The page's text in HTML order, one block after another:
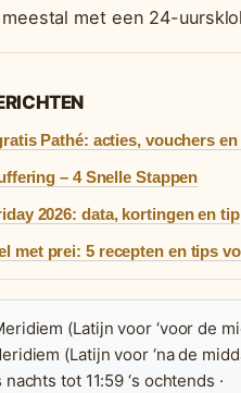
met een 24-
Pathé: acties, vouchers
– 4 Snelle Stappen
2026: data, kortingen en tip
met prei: 5 recepten en tips
(Latijn voor ‘voor de
(Latijn voor ‘na de
nachts tot 11:59 ‘s ochtends ·